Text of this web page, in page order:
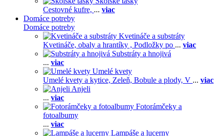
Cestovné kufre, ... viac
Domáce potreby
Domáce potreby
Kvetináče a substráty
Kvetináče, obaly a hrantíky , Podložky po ... viac
Substráty a hnojivá
... viac
Umelé kvety
Umelé kvety a kytice, Zeleň, Bobule a plody, V ... viac
Anjeli
... viac
Fotorámčeky a
fotoalbumy
... viac
Lampáše a lucerny